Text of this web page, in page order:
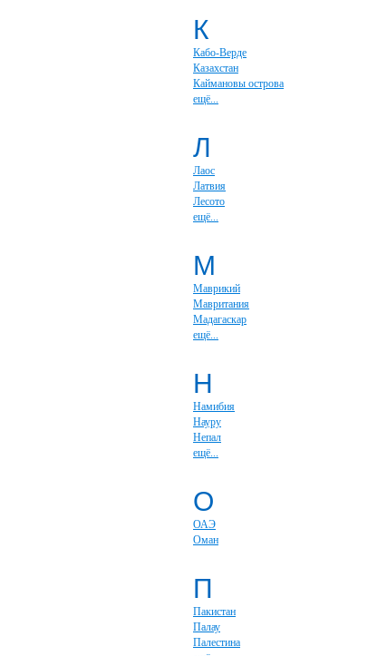
К
Кабо-Верде
Казахстан
Каймановы острова
ещё...
Л
Лаос
Латвия
Лесото
ещё...
М
Маврикий
Мавритания
Мадагаскар
ещё...
Н
Намибия
Науру
Непал
ещё...
О
ОАЭ
Оман
П
Пакистан
Палау
Палестина